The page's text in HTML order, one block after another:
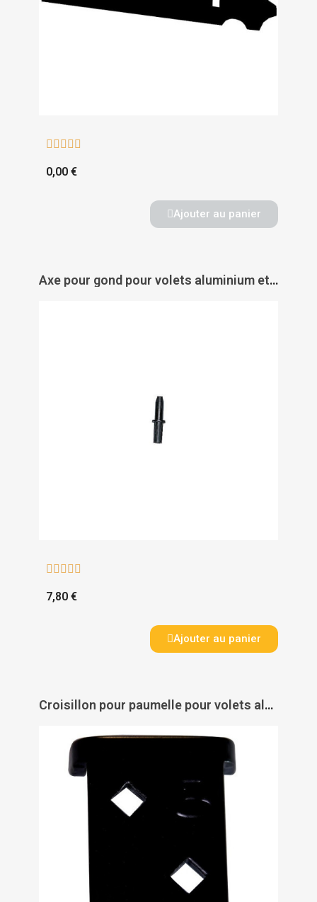
    
0,00 €
Ajouter au panier
Axe pour gond pour volets aluminium et PVC - TORBEL
    
7,80 €
Ajouter au panier
Croisillon pour paumelle pour volets aluminium et PVC - TORBEL